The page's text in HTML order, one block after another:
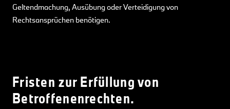
Geltendmachung, Ausübung oder Verteidigung von
Rechtsansprüchen benötigen.
Fristen zur Erfüllung von
Betroffenenrechten.